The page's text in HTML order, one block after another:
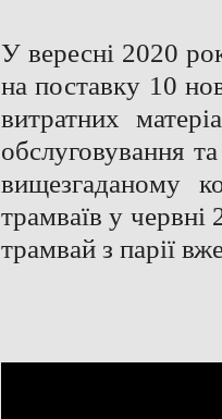
У вересні 2020
на поставку 10
витратних
обслуговування
вищезгаданому
трамваїв у
трамвай з парії